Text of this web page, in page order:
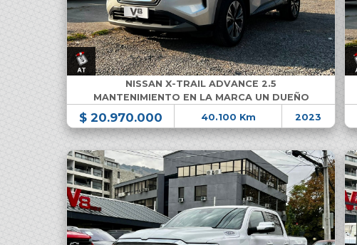
NISSAN X-TRAIL ADVANCE 2.5
MANTENIMIENTO EN LA MARCA UN DUEÑO
$ 20.970.000 40.100 Km 2023